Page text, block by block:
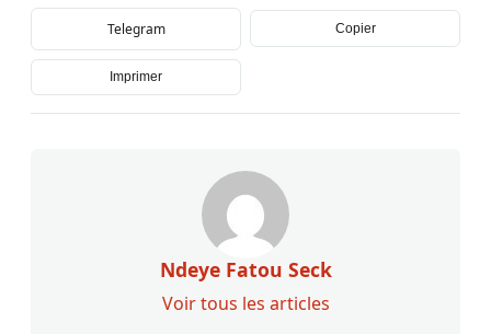
Telegram Copier
Imprimer
Ndeye Fatou Seck
Voir tous les articles